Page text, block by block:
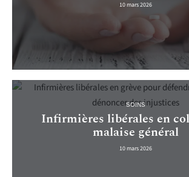
10 mars 2026
SOINS
Infirmières libérales en
malaise général
10 mars 2026